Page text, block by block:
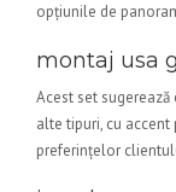
opțiunile de
montaj usa
Acest set
alte tipuri, cu accent
preferințelor